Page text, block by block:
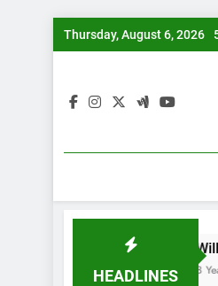
Skip
to
Thursday, August 6, 2026
HEADLINES
Willem Jan
8 Years Ago